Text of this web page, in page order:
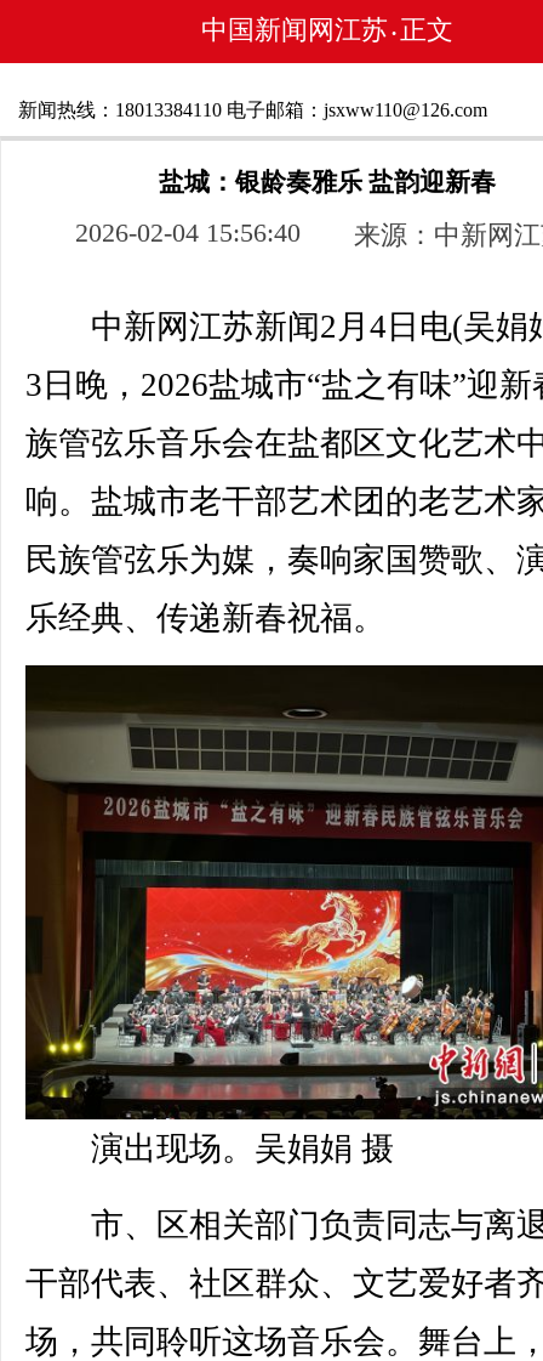
中国新闻网江苏 • 正文
新闻热线：18013384110 电子邮箱：jsxww110@126.com
盐城：银龄奏雅乐 盐韵迎新春
2026-02-04 15:56:40 来源：中新网
中新网江苏新闻2月4日电(吴娟
3日晚，2026盐城市“盐之有味”迎新
族管弦乐音乐会在盐都区文化艺术
响。盐城市老干部艺术团的老艺术
民族管弦乐为媒，奏响家国赞歌、
乐经典、传递新春祝福。
演出现场。吴娟娟 摄
市、区相关部门负责同志与离
干部代表、社区群众、文艺爱好者
场，共同聆听这场音乐会。舞台上